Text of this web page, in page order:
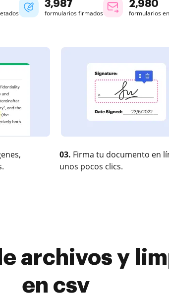
3,987
formularios firmados
2,980
formularios
03. Firma tu documento en
unos pocos clics.
archivos y
en csv